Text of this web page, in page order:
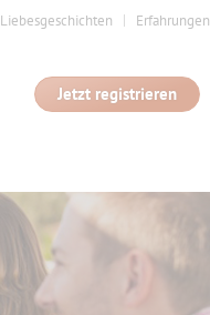
Liebesgeschichten Erfahrungen
Jetzt registrieren